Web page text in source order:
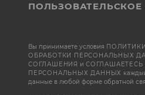
Вы принимаете условия
ОБРАБОТКИ ПЕРСОНАЛЬНЫХ
СОГЛАШЕНИЯ и
ПЕРСОНАЛЬНЫХ ДАННЫХ
данные в любой форме обратной